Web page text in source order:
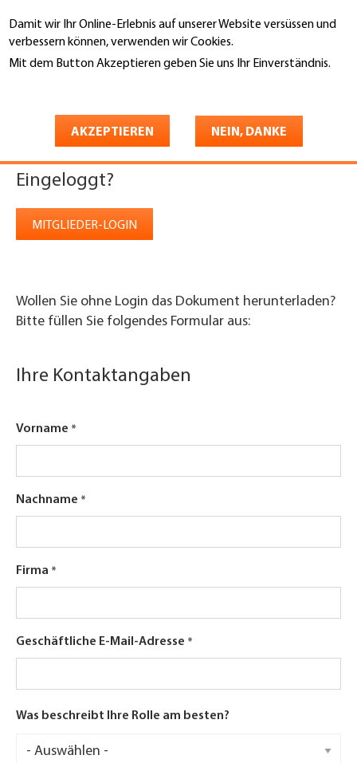
Damit wir Ihr Online-Erlebnis auf unserer Website versüssen und
verbessern können, verwenden wir Cookies.
Mit dem Button Akzeptieren geben Sie uns Ihr Einverständnis.
AKZEPTIEREN NEIN, DANKE
zum
Inhalt
Download
Eingeloggt?
MITGLIEDER-LOGIN
Wollen Sie ohne Login das Dokument herunterladen?
Bitte füllen Sie folgendes Formular aus:
Ihre Kontaktangaben
Vorname
Nachname
Firma
Geschäftliche E-Mail-Adresse
Was beschreibt Ihre Rolle am besten?
beschreibt